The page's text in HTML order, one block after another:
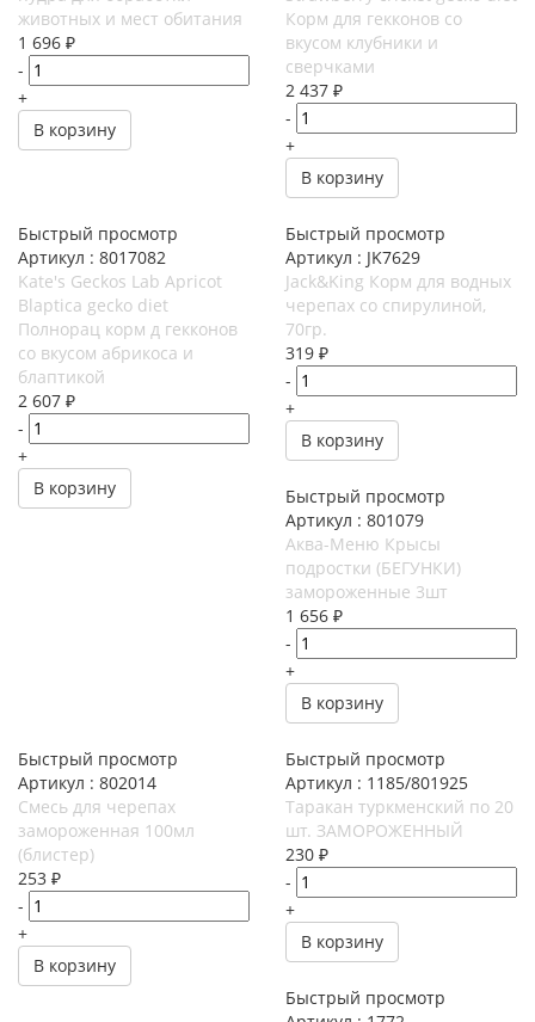
животных и мест обитания
1 696 ₽
-
+
В корзину
Корм для гекконов со
вкусом клубники и
сверчками
2 437 ₽
-
+
В корзину
Быстрый просмотр
Артикул : 8017082
Kate's Geckos Lab Apricot
Blaptica gecko diet
Полнорац корм д гекконов
со вкусом абрикоса и
блаптикой
2 607 ₽
-
+
В корзину
Быстрый просмотр
Артикул : JK7629
Jack&King Корм для водных
черепах со спирулиной,
70гр.
319 ₽
-
+
В корзину
Быстрый просмотр
Артикул : 801079
Аква-Меню Крысы
подростки (БЕГУНКИ)
замороженные 3шт
1 656 ₽
-
+
В корзину
Быстрый просмотр
Артикул : 802014
Смесь для черепах
замороженная 100мл
(блистер)
253 ₽
-
+
В корзину
Быстрый просмотр
Артикул : 1185/801925
Таракан туркменский по 20
шт. ЗАМОРОЖЕННЫЙ
230 ₽
-
+
В корзину
Быстрый просмотр